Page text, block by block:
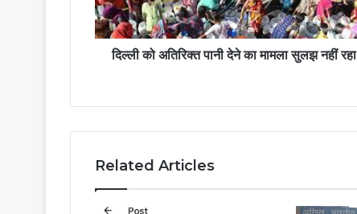
दिल्ली को अतिरिक्त पानी देने का मामला सुलझ नहीं रहा
Related Articles